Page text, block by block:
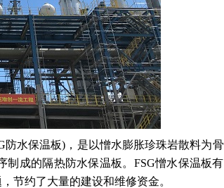
水保温板)，是以憎水膨胀珍珠岩散料为骨
成的隔热防水保温板。FSG憎水保温板有
节约了大量的建设和维修资金。